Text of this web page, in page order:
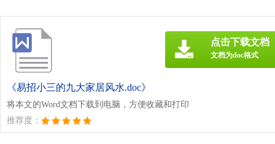
《易招小三的九大家居风水.doc》
将本文的Word文档下载到电脑，方便收藏和打印
推荐度：
点击下载文档
文档为doc格式